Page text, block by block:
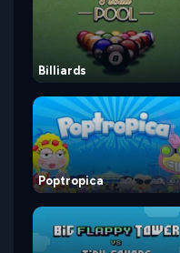
Billiards
Poptropica